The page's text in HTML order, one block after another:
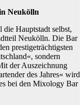
Neukölln
Hauptstadt selbst,
Neukölln. Die Bar
prestigeträchtigsten
sondern
der Auszeichnung
des Jahres« wird
bei den Mixology Bar